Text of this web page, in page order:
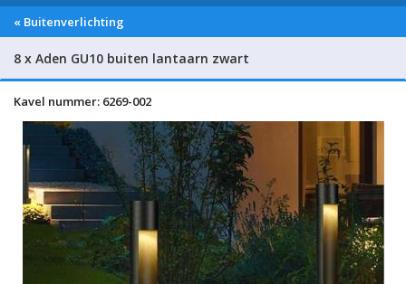
« Buitenverlichting
8 x Aden GU10 buiten lantaarn zwart
Kavel nummer: 6269-002